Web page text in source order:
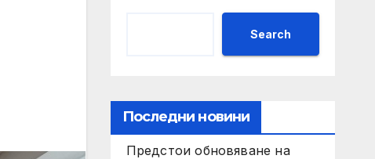
Search
Последни новини
Предстои обновяване на